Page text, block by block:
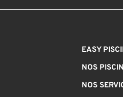
EASY
NOS
NOS